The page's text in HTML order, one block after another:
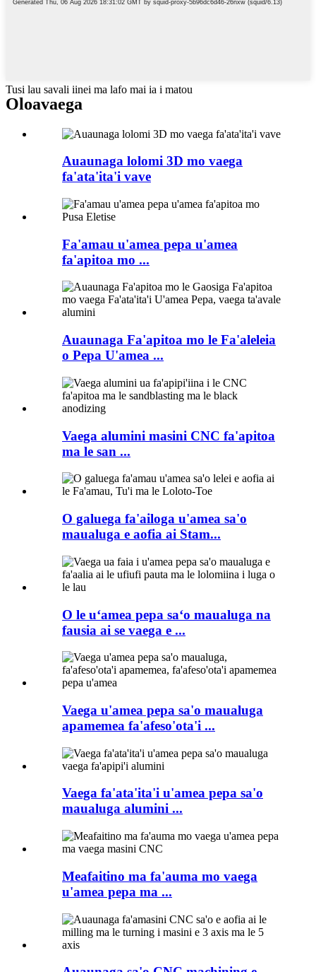
Tusi lau savali iinei ma lafo mai ia i matou
Oloavaega
Auaunaga lolomi 3D mo vaega
fa'ata'ita'i vave
Fa'amau u'amea pepa u'amea
fa'apitoa mo ...
Auaunaga Fa'apitoa mo le Fa'aleleia
o Pepa U'amea ...
Vaega alumini masini CNC fa'apitoa
ma le san ...
O galuega fa'ailoga u'amea sa'o
maualuga e aofia ai Stam...
O le uʻamea pepa saʻo maualuga na
fausia ai se vaega e ...
Vaega u'amea pepa sa'o maualuga
apamemea fa'afeso'ota'i ...
Vaega fa'ata'ita'i u'amea pepa sa'o
maualuga alumini ...
Meafaitino ma fa'auma mo vaega
u'amea pepa ma ...